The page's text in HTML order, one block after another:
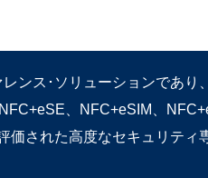
ンス･ソリューションであり
、NFC+eSIM、
価された高度なセキュリティ